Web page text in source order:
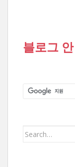
블로그
Search